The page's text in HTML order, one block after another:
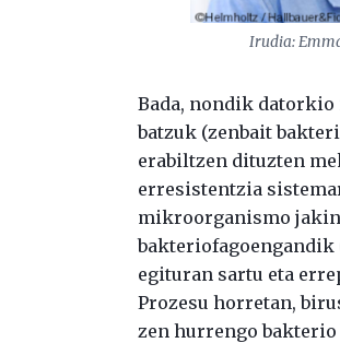
Irudia:
Bada, nondik
batzuk (zenbait
erabiltzen dituzten
erresistentzia
mikroorganismo jakin
egituran sartu eta
Prozesu horretan,
zen hurrengo